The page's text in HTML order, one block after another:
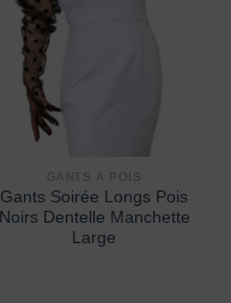
GANTS À POIS
Gants Soirée Longs Pois
Noirs Dentelle Manchette
Large